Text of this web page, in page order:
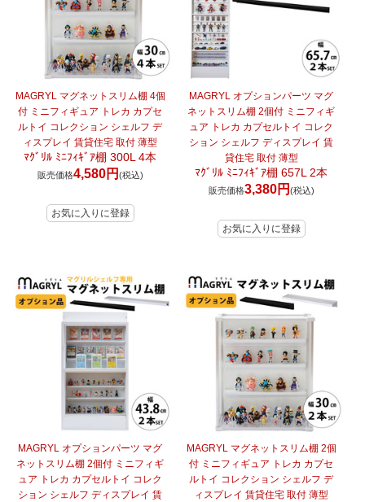
MAGRYL マグネットスリム棚 4個
付 ミニフィギュア トレカ カプセ
ルトイ コレクション シェルフ デ
ィスプレイ 賃貸住宅 取付 薄型
ﾏｸﾞﾘﾙ ﾐﾆﾌｨｷﾞｱ棚 300L 4本
販売価格4,580円 (税込)
MAGRYL オプションパーツ マグ
ネットスリム棚 2個付 ミニフィギ
ュア トレカ カプセルトイ コレク
ション シェルフ ディスプレイ 賃
貸住宅 取付 薄型
ﾏｸﾞﾘﾙ ﾐﾆﾌｨｷﾞｱ棚 657L 2本
販売価格3,380円 (税込)
MAGRYL オプションパーツ マグ
ネットスリム棚 2個付 ミニフィギ
ュア トレカ カプセルトイ コレク
ション シェルフ ディスプレイ 賃
MAGRYL マグネットスリム棚 2個
付 ミニフィギュア トレカ カプセ
ルトイ コレクション シェルフ デ
ィスプレイ 賃貸住宅 取付 薄型